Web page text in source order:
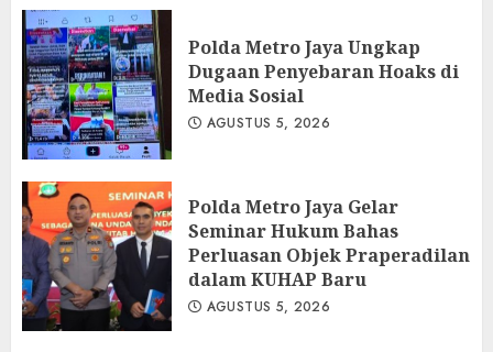
Polda Metro Jaya Ungkap
Dugaan Penyebaran Hoaks di
Media Sosial
AGUSTUS 5, 2026
Polda Metro Jaya Gelar
Seminar Hukum Bahas
Perluasan Objek Praperadilan
dalam KUHAP Baru
AGUSTUS 5, 2026